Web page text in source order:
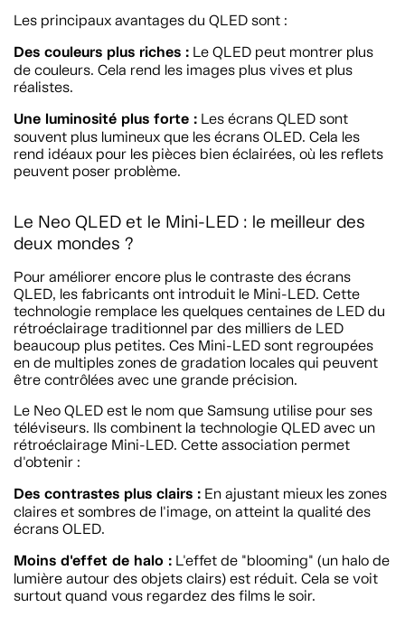
Les principaux avantages du QLED sont :
Des couleurs plus riches : Le QLED peut montrer plus
de couleurs. Cela rend les images plus vives et plus
réalistes.
Une luminosité plus forte : Les écrans QLED sont
souvent plus lumineux que les écrans OLED. Cela les
rend idéaux pour les pièces bien éclairées, où les reflets
peuvent poser problème.
Le Neo QLED et le Mini-LED : le meilleur des
deux mondes ?
Pour améliorer encore plus le contraste des écrans
QLED, les fabricants ont introduit le Mini-LED. Cette
technologie remplace les quelques centaines de LED du
rétroéclairage traditionnel par des milliers de LED
beaucoup plus petites. Ces Mini-LED sont regroupées
en de multiples zones de gradation locales qui peuvent
être contrôlées avec une grande précision.
Le Neo QLED est le nom que Samsung utilise pour ses
téléviseurs. Ils combinent la technologie QLED avec un
rétroéclairage Mini-LED. Cette association permet
d'obtenir :
Des contrastes plus clairs : En ajustant mieux les zones
claires et sombres de l'image, on atteint la qualité des
écrans OLED.
Moins d'effet de halo : L'effet de "blooming" (un halo de
lumière autour des objets clairs) est réduit. Cela se voit
surtout quand vous regardez des films le soir.